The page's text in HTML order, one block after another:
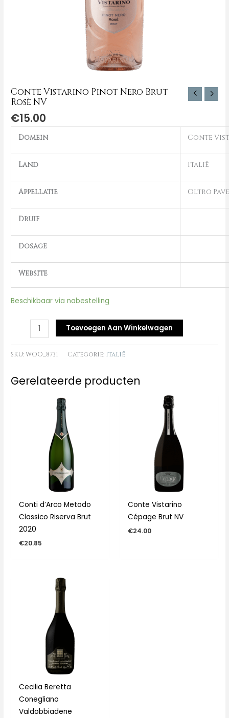
Conte Vistarino Pinot Nero Brut
Rosè NV
€15.00
Domein Conte
Land Italië
Appellatie Oltro
Druif
Dosage
Website
Beschikbaar via nabestelling
Toevoegen Aan Winkelwagen
SKU:WOO_8731 Categorie: Italië
Gerelateerde producten
Conti d’Arco Metodo
Classico Riserva Brut
2020
€20.85
Conte Vistarino
Cépage Brut NV
€24.00
Cecilia Beretta
Conegliano
Valdobbiadene